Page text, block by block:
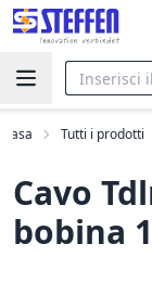
Casa Tutti i prodotti
Cavo
bobina